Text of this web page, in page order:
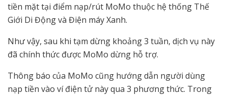
tiền mặt tại điểm nạp/rút MoMo thuộc hệ thống Thế
Giới Di Động và Điện máy Xanh.
Như vậy, sau khi tạm dừng khoảng 3 tuần, dịch vụ này
đã chính thức được MoMo dừng hỗ trợ.
Thông báo của MoMo cũng hướng dẫn người dùng
nạp tiền vào ví điện tử này qua 3 phương thức. Trong